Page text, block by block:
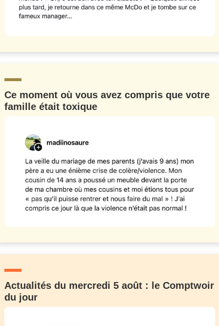
Ce moment où vous avez compris que votre
famille était toxique
Actualités du mercredi 5 août : le Comptwoir
du jour